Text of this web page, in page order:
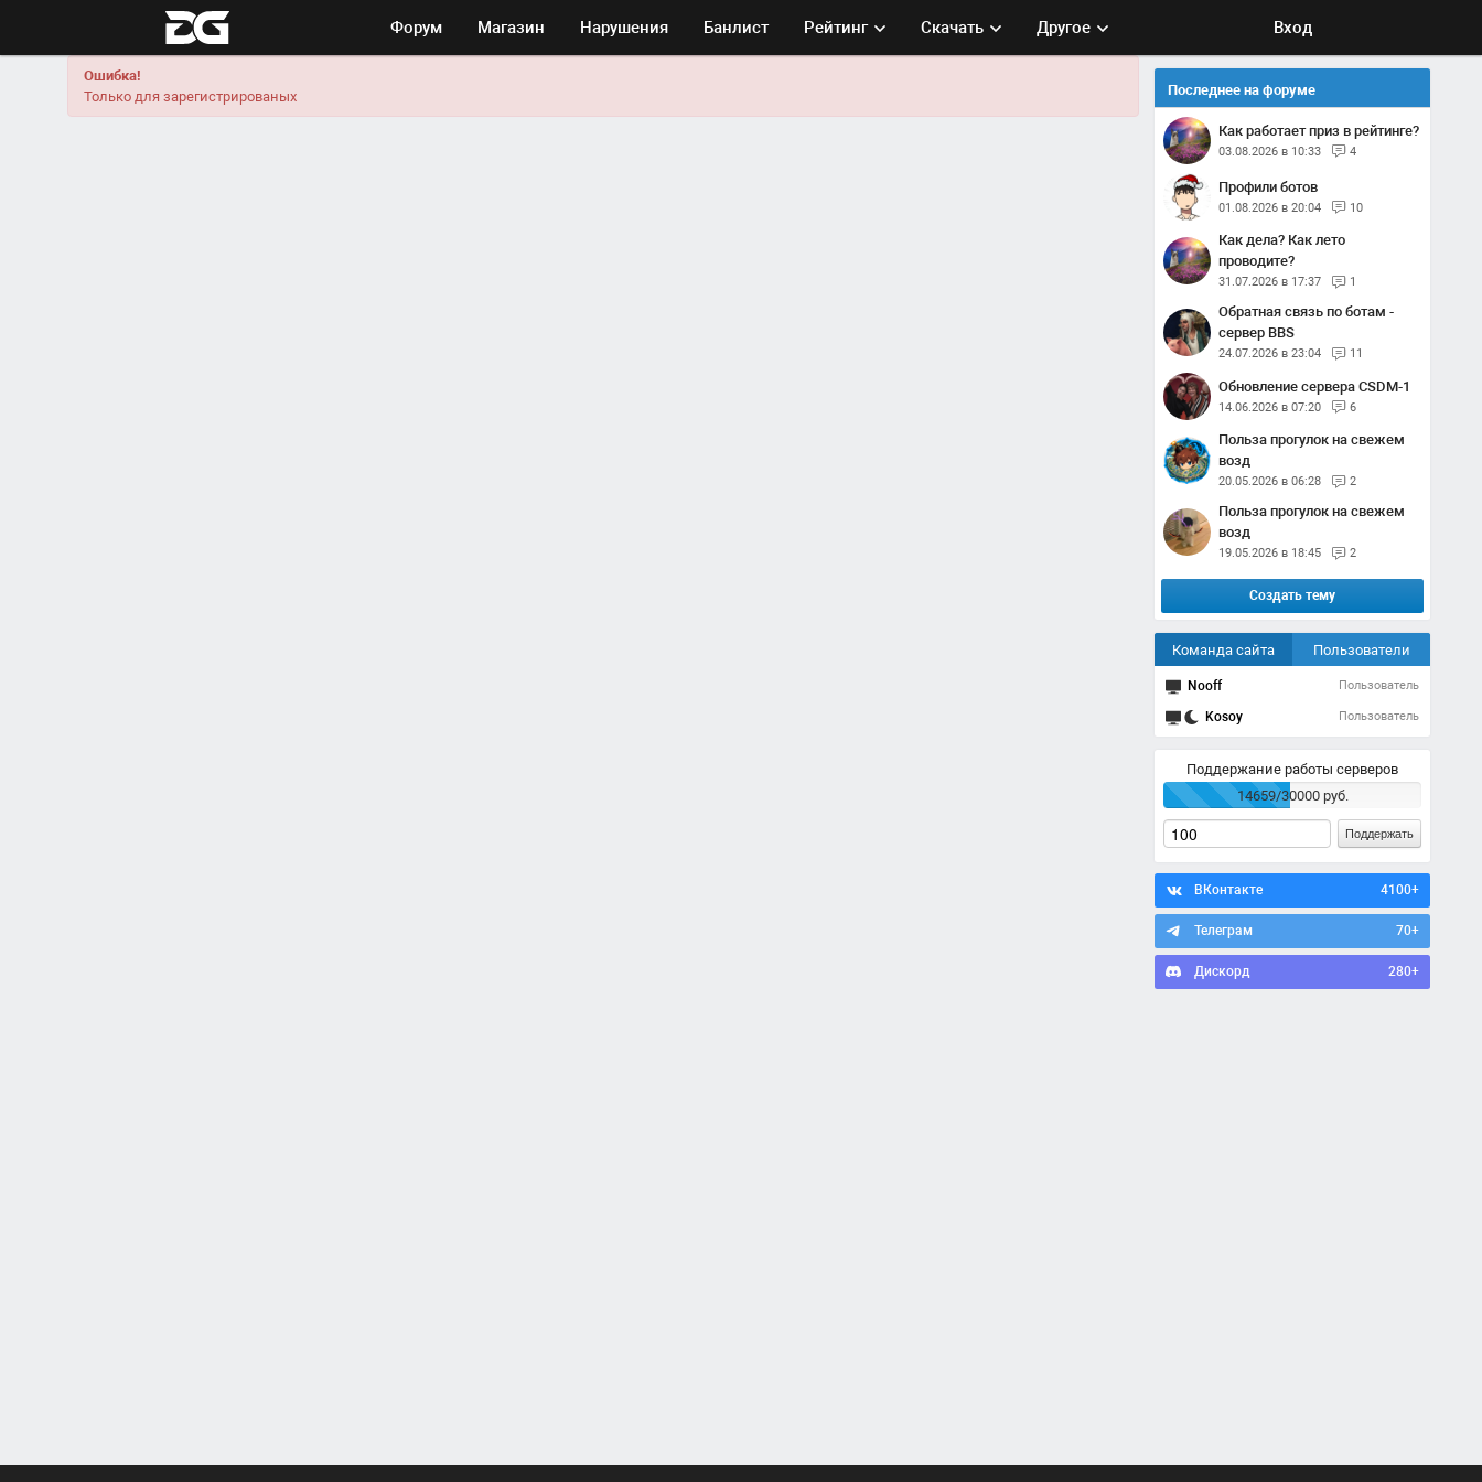
Форум Магазин Нарушения Банлист Рейтинг Скачать Другое Вход
Ошибка!
Только для зарегистрированых
Последнее на форуме
Как работает приз в рейтинге?
03.08.2026 в 10:33 4
Профили ботов
01.08.2026 в 20:04 10
Как дела? Как лето
проводите?
31.07.2026 в 17:37 1
Обратная связь по ботам -
сервер BBS
24.07.2026 в 23:04 11
Обновление сервера CSDM-1
14.06.2026 в 07:20 6
Польза прогулок на свежем
возд
20.05.2026 в 06:28 2
Польза прогулок на свежем
возд
19.05.2026 в 18:45 2
Создать тему
Команда сайта Пользователи
Nooff Пользователь
Kosoy Пользователь
Поддержание работы серверов
14659/30000 руб.
Поддержать
ВКонтакте 4100+
Телеграм 70+
Дискорд 280+